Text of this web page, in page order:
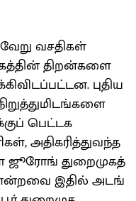
வசதிகள்
திறன்களை
புதிய
பெட்டக
அதிகரித்​து​வந்த
துறைமுகத்​
இதில் அடங்​